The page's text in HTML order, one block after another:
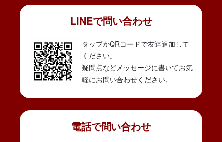
LINEで問い合わせ
タップかQRコードで友達追加して
ください。
疑問点などメッセージに書いてお気
軽にお問い合わせください。
電話で問い合わせ